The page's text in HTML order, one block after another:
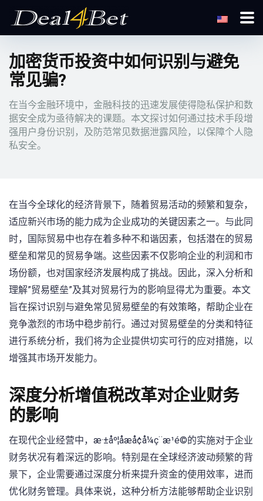
加密货币投资中如何识别与避免
常见骗?
在当今金融环境中，金融科技的迅速发展使得隐私保护和数
据安全成为亟待解决的课题。本文探讨如何通过技术手段增
强用户身份识别，及防范常见数据泄露风险，以保障个人隐
私安全。
在当今全球化的经济背景下，随着贸易活动的频繁和复杂，
适应新兴市场的能力成为企业成功的关键因素之一。与此同
时，国际贸易中也存在着多种不和谐因素，包括潜在的贸易
壁垒和常见的贸易争端。这些因素不仅影响企业的利润和市
场份额，也对国家经济发展构成了挑战。因此，深入分析和
理解”贸易壁垒”及其对贸易行为的影响显得尤为重要。本文
旨在探讨识别与避免常见贸易壁垒的有效策略，帮助企业在
竞争激烈的市场中稳步前行。通过对贸易壁垒的分类和特征
进行系统分析，我们将为企业提供切实可行的应对措施，以
增强其市场开发能力。
深度分析增值税改革对企业财务
的影响
在现代企业经营中，æ·±åº¦åæå¢å¼ç¨æ¹é©的实施对于企业
财务状况有着深远的影响。特别是在全球经济波动频繁的背
景下，企业需要通过深度分析来提升资金的使用效率，进而
优化财务管理。具体来说，这种分析方法能够帮助企业识别